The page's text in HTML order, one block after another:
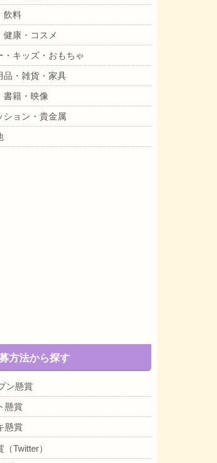
飲料
健康・コスメ
・キッズ・おもちゃ
品・雑貨・家具
書籍・映像
ション・貴金属
方法から探す
ン懸賞
懸賞
懸賞
（Twitter）